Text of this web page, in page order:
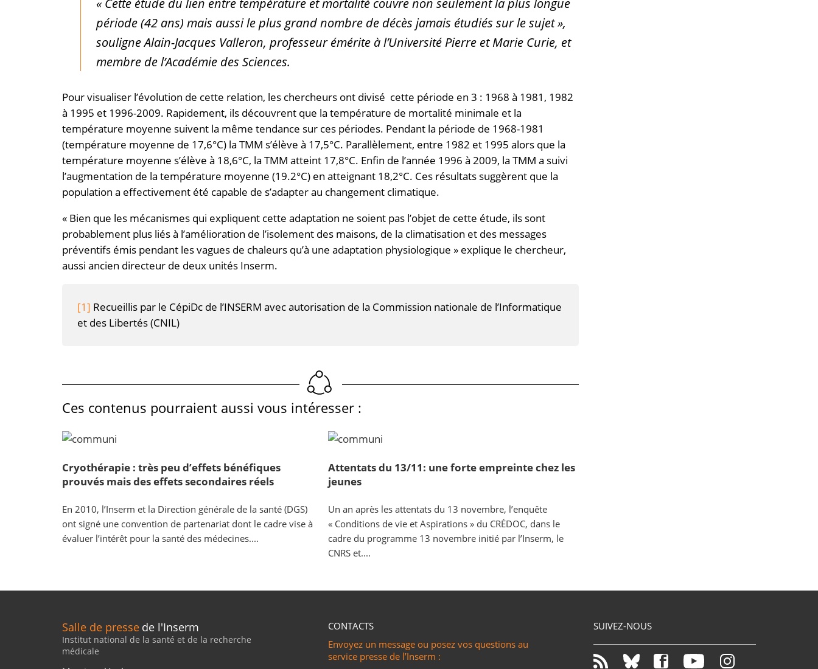
période (42 ans) mais aussi le plus grand nombre de décès jamais étudiés sur le sujet »,
souligne Alain-Jacques Valleron, professeur émérite à l’Université Pierre et Marie Curie, et
membre de l’Académie des Sciences.
Pour visualiser l’évolution de cette relation, les chercheurs ont divisé cette période en 3 : 1968 à 1981, 1982
à 1995 et 1996-2009. Rapidement, ils découvrent que la température de mortalité minimale et la
température moyenne suivent la même tendance sur ces périodes. Pendant la période de 1968-1981
(température moyenne de 17,6°C) la TMM s’élève à 17,5°C. Parallèlement, entre 1982 et 1995 alors que la
température moyenne s’élève à 18,6°C, la TMM atteint 17,8°C. Enfin de l’année 1996 à 2009, la TMM a suivi
l’augmentation de la température moyenne (19.2°C) en atteignant 18,2°C. Ces résultats suggèrent que la
population a effectivement été capable de s’adapter au changement climatique.
« Bien que les mécanismes qui expliquent cette adaptation ne soient pas l’objet de cette étude, ils sont
probablement plus liés à l’amélioration de l’isolement des maisons, de la climatisation et des messages
préventifs émis pendant les vagues de chaleurs qu’à une adaptation physiologique » explique le chercheur,
aussi ancien directeur de deux unités Inserm.
[1] Recueillis par le CépiDc de l’INSERM avec autorisation de la Commission nationale de l’Informatique
et des Libertés (CNIL)
Ces contenus pourraient aussi vous intéresser :
Cryothérapie : très peu d’effets bénéfiques
prouvés mais des effets secondaires réels
En 2010, l’Inserm et la Direction générale de la santé (DGS)
ont signé une convention de partenariat dont le cadre vise à
évaluer l’intérêt pour la santé des médecines....
Attentats du 13/11: une forte empreinte chez les
jeunes
Un an après les attentats du 13 novembre, l’enquête
« Conditions de vie et Aspirations » du CRÉDOC, dans le
cadre du programme 13 novembre initié par l’Inserm, le
CNRS et....
Salle de presse de l'Inserm
Institut national de la santé et de la recherche
médicale
CONTACTS
Envoyez un message ou posez vos questions au
service presse de l’Inserm :
SUIVEZ-NOUS